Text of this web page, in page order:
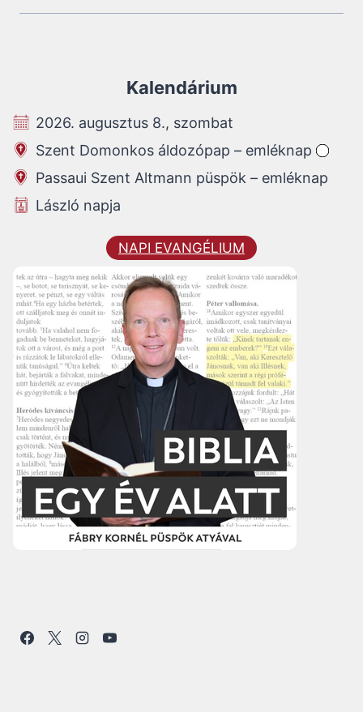
Kalendárium
2026. augusztus 8., szombat
Szent Domonkos áldozópap – emléknap
Passaui Szent Altmann püspök – emléknap
László napja
NAPI EVANGÉLIUM